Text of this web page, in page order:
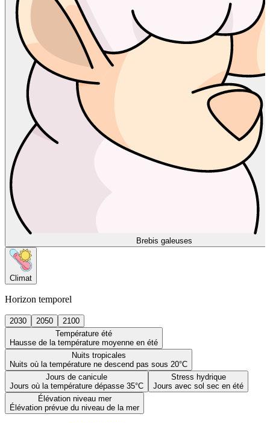
Brebis galeuses
Climat
Horizon temporel
2030 2050
2100
Température été
Hausse de la température moyenne en été
Nuits tropicales
Nuits où la température ne descend pas sous 20°C
Jours de canicule
Jours où la température dépasse 35°C
Stress hydrique
Jours avec sol sec en été
Élévation niveau mer
Élévation prévue du niveau de la mer